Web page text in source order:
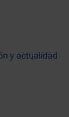
y actualidad